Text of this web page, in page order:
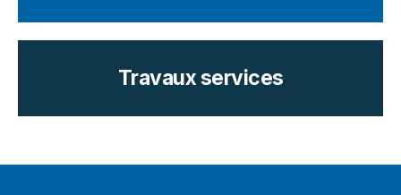
Travaux services